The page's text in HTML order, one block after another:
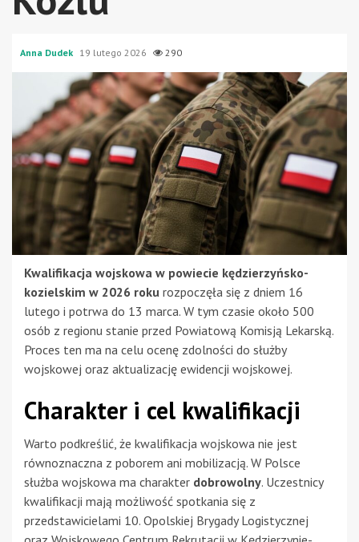
Anna Dudek 19 lutego 2026 290
Kwalifikacja wojskowa w powiecie kędzierzyńsko-
kozielskim w 2026 roku rozpoczęła się z dniem 16
lutego i potrwa do 13 marca. W tym czasie około 500
osób z regionu stanie przed Powiatową Komisją Lekarską.
Proces ten ma na celu ocenę zdolności do służby
wojskowej oraz aktualizację ewidencji wojskowej.
Charakter i cel kwalifikacji
Warto podkreślić, że kwalifikacja wojskowa nie jest
równoznaczna z poborem ani mobilizacją. W Polsce
służba wojskowa ma charakter dobrowolny. Uczestnicy
kwalifikacji mają możliwość spotkania się z
przedstawicielami 10. Opolskiej Brygady Logistycznej